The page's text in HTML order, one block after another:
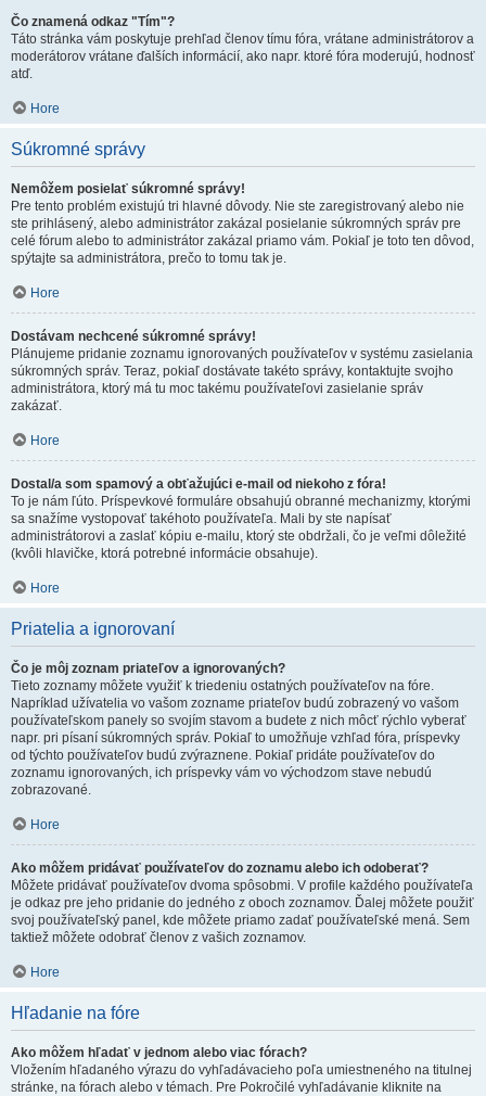
Čo znamená odkaz "Tím"?
Táto stránka vám poskytuje prehľad členov tímu fóra, vrátane administrátorov a
moderátorov vrátane ďalších informácií, ako napr. ktoré fóra moderujú, hodnosť
atď.
Hore
Súkromné správy
Nemôžem posielať súkromné správy!
Pre tento problém existujú tri hlavné dôvody. Nie ste zaregistrovaný alebo nie
ste prihlásený, alebo administrátor zakázal posielanie súkromných správ pre
celé fórum alebo to administrátor zakázal priamo vám. Pokiaľ je toto ten dôvod,
spýtajte sa administrátora, prečo to tomu tak je.
Hore
Dostávam nechcené súkromné správy!
Plánujeme pridanie zoznamu ignorovaných používateľov v systému zasielania
súkromných správ. Teraz, pokiaľ dostávate takéto správy, kontaktujte svojho
administrátora, ktorý má tu moc takému používateľovi zasielanie správ
zakázať.
Hore
Dostal/a som spamový a obťažujúci e-mail od niekoho z fóra!
To je nám ľúto. Príspevkové formuláre obsahujú obranné mechanizmy, ktorými
sa snažíme vystopovať takéhoto používateľa. Mali by ste napísať
administrátorovi a zaslať kópiu e-mailu, ktorý ste obdržali, čo je veľmi dôležité
(kvôli hlavičke, ktorá potrebné informácie obsahuje).
Hore
Priatelia a ignorovaní
Čo je môj zoznam priateľov a ignorovaných?
Tieto zoznamy môžete využiť k triedeniu ostatných používateľov na fóre.
Napríklad užívatelia vo vašom zozname priateľov budú zobrazený vo vašom
používateľskom panely so svojím stavom a budete z nich môcť rýchlo vyberať
napr. pri písaní súkromných správ. Pokiaľ to umožňuje vzhľad fóra, príspevky
od týchto používateľov budú zvýraznene. Pokiaľ pridáte používateľov do
zoznamu ignorovaných, ich príspevky vám vo východzom stave nebudú
zobrazované.
Hore
Ako môžem pridávať používateľov do zoznamu alebo ich odoberať?
Môžete pridávať používateľov dvoma spôsobmi. V profile každého používateľa
je odkaz pre jeho pridanie do jedného z oboch zoznamov. Ďalej môžete použiť
svoj používateľský panel, kde môžete priamo zadať používateľské mená. Sem
taktiež môžete odobrať členov z vašich zoznamov.
Hore
Hľadanie na fóre
Ako môžem hľadať v jednom alebo viac fórach?
Vložením hľadaného výrazu do vyhľadávacieho poľa umiestneného na titulnej
stránke, na fórach alebo v témach. Pre Pokročilé vyhľadávanie kliknite na